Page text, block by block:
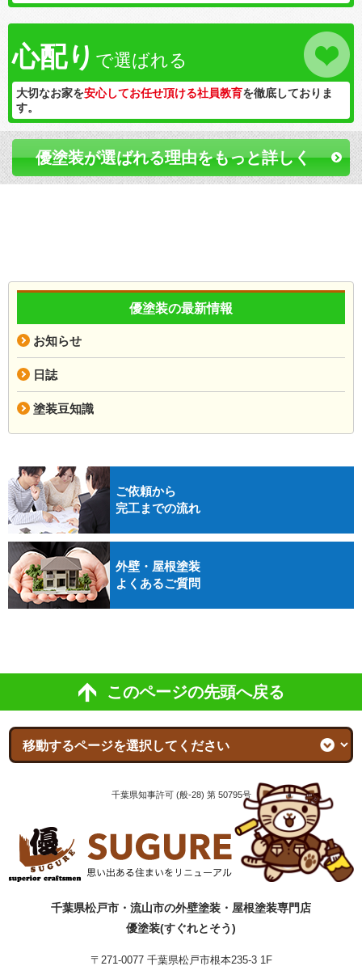
心配り で選ばれる
大切なお家を安心してお任せ頂ける社員教育を徹底しておりま
す。
優塗装が選ばれる理由をもっと詳しく
優塗装の最新情報
お知らせ
日誌
塗装豆知識
ご依頼から
完工までの流れ
外壁・屋根塗装
よくあるご質問
このページの先頭へ戻る
千葉県知事許可 (般-28) 第 50795号
千葉県松戸市・流山市の外壁塗装・屋根塗装専門店
優塗装(すぐれとそう)
〒271-0077 千葉県松戸市根本235-3 1F